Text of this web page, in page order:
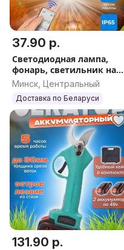
37.90 р.
Светодиодная лампа,
фонарь, светильник на
солнечной батарее
Минск, Центральный
Доставка по Беларуси
131.90 р.